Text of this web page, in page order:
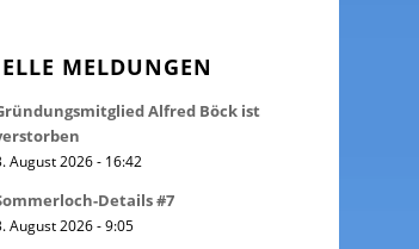
MELDUNGEN
Alfred Böck ist
August 2026 - 16:42
Details #7
August 2026 - 9:05